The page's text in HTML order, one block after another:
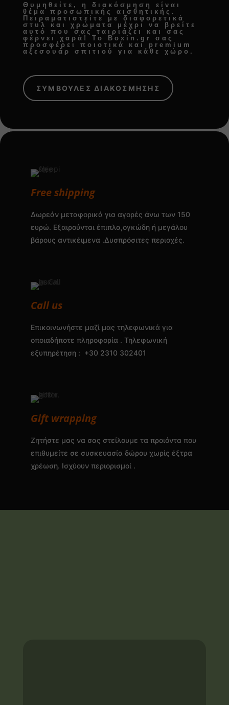
Θυμηθείτε, η διακόσμηση είναι
θέμα προσωπικής αισθητικής.
Πειραματιστείτε με διαφορετικά
στυλ και χρώματα μέχρι να βρείτε
αυτό που σας ταιριάζει και σας
φέρνει χαρά! Το Boxin.gr σας
προσφέρει ποιοτικά και premium
αξεσουάρ σπιτιού
για κάθε χώρο.
ΣΥΜΒΟΥΛΕΣ ΔΙΑΚΟΣΜΗΣΗΣ
Free shipping
Δωρεάν μεταφορικά για αγορές άνω των 150
ευρώ. Εξαιρούνται έπιπλα,ογκώδη ή μεγάλου
βάρους αντικέιμενα .Δυσπρόσιτες περιοχές.
Call us
Επικοινωνήστε μαζί μας τηλεφωνικά για
οποιαδήποτε πληροφορία . Τηλεφωνική
εξυπηρέτηση : +30 2310 302401
Gift wrapping
Ζητήστε μας να σας στείλουμε τα προιόντα που
επιθυμείτε σε συσκευασία δώρου χωρίς έξτρα
χρέωση. Ισχύουν περιορισμοί .